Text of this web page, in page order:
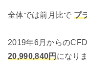
全体では前月比で プ
2019年6月からの
20,990,840円 になり